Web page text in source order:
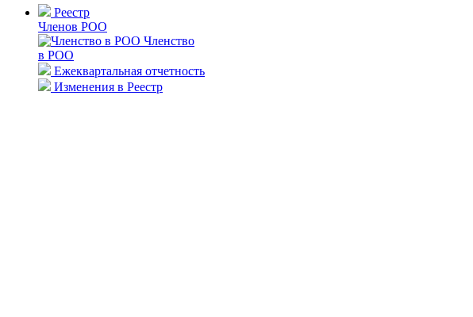
Реестр
Членов РОО
Членство
в РОО
Ежеквартальная отчетность
Изменения в Реестр